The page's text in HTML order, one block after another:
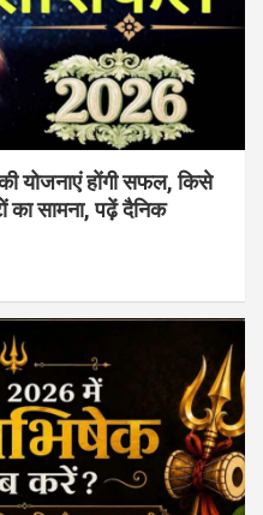
योजनाएं होंगी सफल, किसे
का सामना, पढ़ें दैनिक